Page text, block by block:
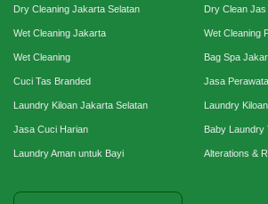
Dry Cleaning Jakarta Selatan Dry Clean
Wet Cleaning Jakarta Wet Cleaning
Wet Cleaning Bag Spa
Cuci Tas Branded Jasa
Laundry Kiloan Jakarta Selatan Laundry
Jasa Cuci Harian Baby Laundry
Laundry Aman untuk Bayi Alterations &